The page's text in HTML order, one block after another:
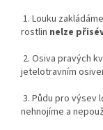
1. Louku
rostlin nelze
2. Osiva pravých
jetelotravním
3. Půdu pro výsev
nehnojíme a